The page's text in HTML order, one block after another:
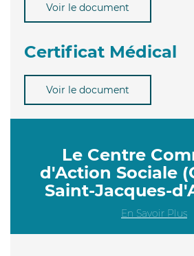
Voir le document
Certificat Médical
Voir le document
Le Centre
d'Action Sociale
Saint-Jacques-
En Savoir Plus